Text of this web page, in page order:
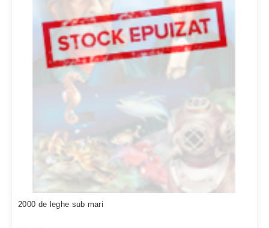
2000 de leghe sub mari